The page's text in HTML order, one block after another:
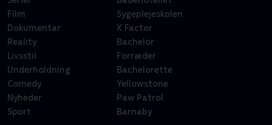
Film
Dokumentar
Reality
Livsstil
Underholdning
Comedy
Nyheder
Sport
Sygeplejeskolen
X Factor
Bachelor
Forræder
Bachelorette
Yellowstone
Paw Patrol
Barnaby